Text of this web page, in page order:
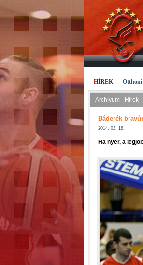
HÍREK Otthoni
Archívum - Hírek
Báderék
2014. 02. 18.
Ha nyer, a